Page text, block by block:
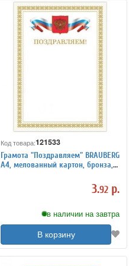
Код товара:121533
Грамота "Поздравляем" BRAUBERG
А4, мелованный картон, бронза,
3.92 р.
в наличии на завтра
В корзину